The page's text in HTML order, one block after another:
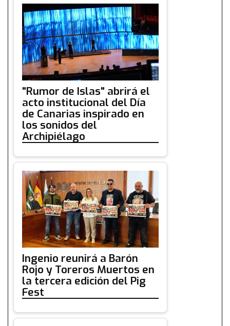
"Rumor de Islas" abrirá el
acto institucional del Día
de Canarias inspirado en
los sonidos del
Archipiélago
Ingenio reunirá a Barón
Rojo y Toreros Muertos en
la tercera edición del Pig
Fest